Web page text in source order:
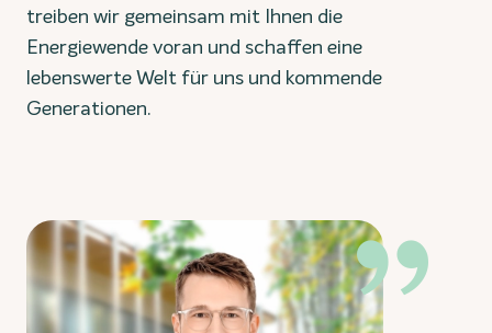
treiben wir gemeinsam mit Ihnen die
Energiewende voran und schaffen eine
lebenswerte Welt für uns und kommende
Generationen.